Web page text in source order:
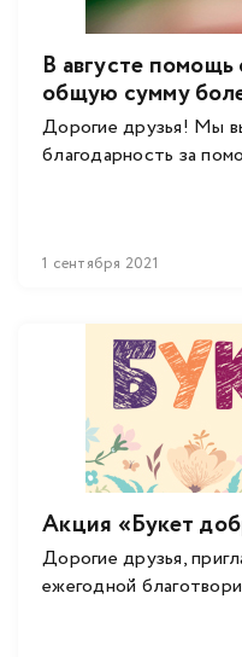
В августе
общую сумму
Дорогие друзья! Мы
благодарность за
1 сентября 2021
Акция «Букет
Дорогие друзья,
ежегодной